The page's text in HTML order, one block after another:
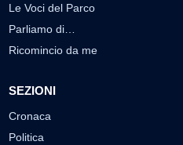
Le Voci del Parco
Parliamo di…
Ricomincio da me
SEZIONI
Cronaca
Politica